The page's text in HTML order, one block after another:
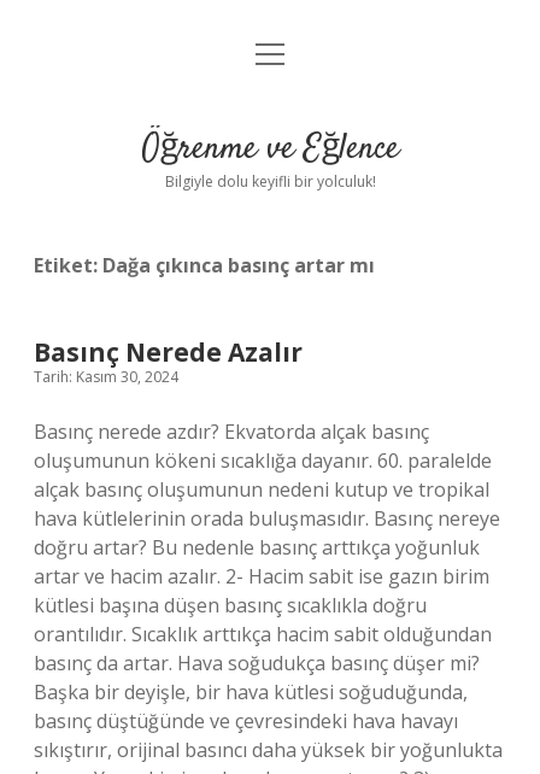
Anasayfa
Yasal Uyarı
menüyü
Öğrenme ve Eğlence
Bilgiyle dolu keyifli bir yolculuk!
Etiket: Dağa çıkınca basınç artar mı
Basınç Nerede Azalır
Tarih: Kasım 30, 2024
Basınç nerede azdır? Ekvatorda alçak basınç
oluşumunun kökeni sıcaklığa dayanır. 60. paralelde
alçak basınç oluşumunun nedeni kutup ve tropikal
hava kütlelerinin orada buluşmasıdır. Basınç nereye
doğru artar? Bu nedenle basınç arttıkça yoğunluk
artar ve hacim azalır. 2- Hacim sabit ise gazın birim
kütlesi başına düşen basınç sıcaklıkla doğru
orantılıdır. Sıcaklık arttıkça hacim sabit olduğundan
basınç da artar. Hava soğudukça basınç düşer mi?
Başka bir deyişle, bir hava kütlesi soğuduğunda,
basınç düştüğünde ve çevresindeki hava havayı
sıkıştırır, orijinal basıncı daha yüksek bir yoğunlukta